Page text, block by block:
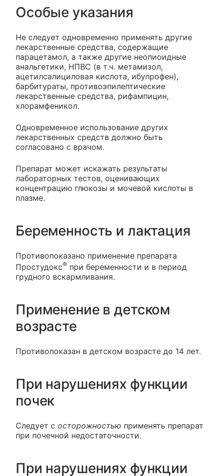
Особые указания
Не следует одновременно применять другие
лекарственные средства, содержащие
парацетамол, а также другие неопиоидные
анальгетики, НПВС (в т.ч. метамизол,
ацетилсалициловая кислота, ибупрофен),
барбитураты, противоэпилептические
лекарственные средства, рифампицин,
хлорамфеникол.
Одновременное использование других
лекарственных средств должно быть
согласовано с врачом.
Препарат может искажать результаты
лабораторных тестов, оценивающих
концентрацию глюкозы и мочевой кислоты в
плазме.
Беременность и лактация
Противопоказано применение препарата
Простудокс® при беременности и в период
грудного вскармливания.
Применение в детском
возрасте
Противопоказан в детском возрасте до 14 лет.
При нарушениях функции
почек
Следует с осторожностью применять препарат
при почечной недостаточности.
При нарушениях функции